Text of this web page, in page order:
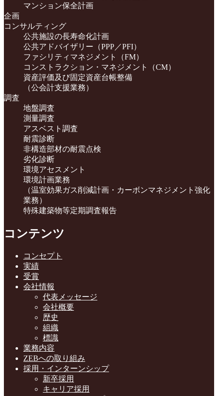
マンション保全計画
企画
コンサルティング
公共施設の長寿命化計画
公共アドバイザリー（PPP／PFI）
ファシリティマネジメント（FM）
コンストラクション・マネジメント（CM）
資産評価及び固定資産台帳整備
（公会計支援業務）
調査
地盤調査
測量調査
アスベスト調査
耐震診断
非構造部材の耐震点検
劣化診断
環境アセスメント
環境計画業務
（温室効果ガス削減計画・カーボンマネジメント強化
業務）
特殊建築物等定期調査報告
コンテンツ
コンセプト
実績
受賞
会社情報
代表メッセージ
会社概要
歴史
組織
標識
業務内容
ZEBへの取り組み
採用・インターンシップ
新卒採用
キャリア採用